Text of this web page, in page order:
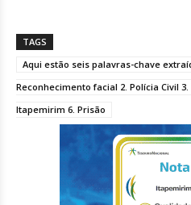
TAGS
Aqui estão seis palavras-chave
Reconhecimento facial 2. Polícia Civil
Itapemirim 6. Prisão